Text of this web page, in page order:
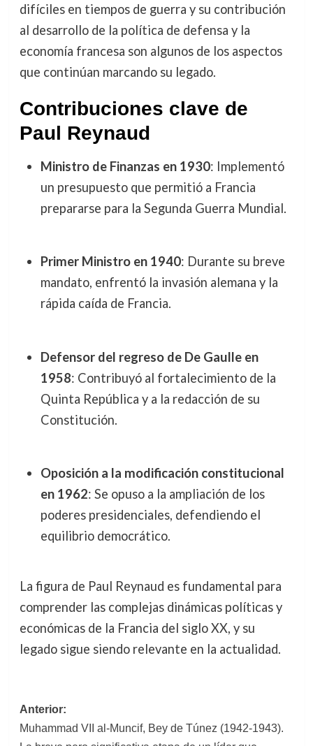
difíciles en tiempos de guerra y su contribución
al desarrollo de la política de defensa y la
economía francesa son algunos de los aspectos
que continúan marcando su legado.
Contribuciones clave de
Paul Reynaud
Ministro de Finanzas en 1930: Implementó
un presupuesto que permitió a Francia
prepararse para la Segunda Guerra Mundial.
Primer Ministro en 1940: Durante su breve
mandato, enfrentó la invasión alemana y la
rápida caída de Francia.
Defensor del regreso de De Gaulleen
1958: Contribuyó al fortalecimiento de la
Quinta República y a la redacción de su
Constitución.
Oposición a la modificación constitucional
en 1962: Se opuso a la ampliación de los
poderes presidenciales, defendiendo el
equilibrio democrático.
La figura de Paul Reynaud es fundamental para
comprender las complejas dinámicas políticas y
económicas de la Francia del siglo XX, y su
legado sigue siendo relevante en la actualidad.
Navegación
de
Anterior:
Muhammad VII al-Muncif, Bey de Túnez (1942-1943).